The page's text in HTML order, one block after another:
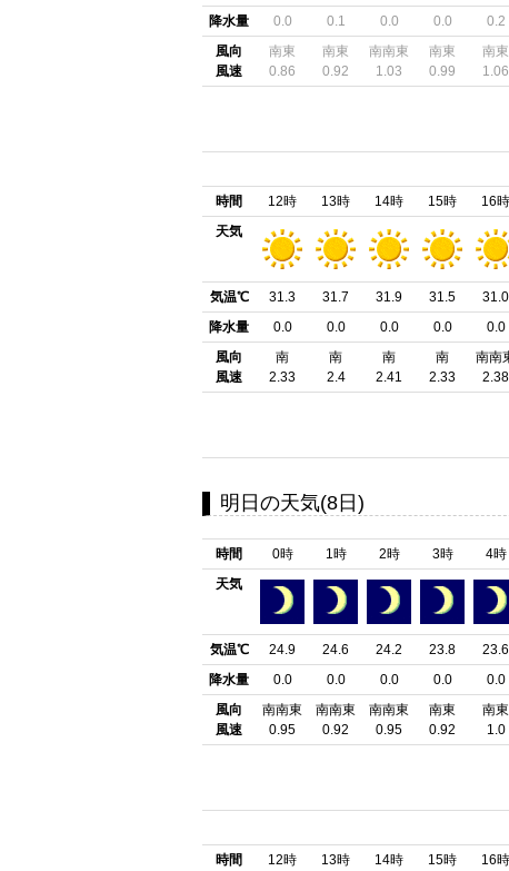
降水量
風向
風速
0.0
南東
0.86
0.1
南東
0.92
0.0
南南東
1.03
0.0
南東
0.99
0.2
南東
1.06
時間
天気
気温℃
降水量
風向
風速
12時
31.3
0.0
南
2.33
13時
31.7
0.0
南
2.4
14時
31.9
0.0
南
2.41
15時
31.5
0.0
南
2.33
16時
31.0
0.0
南南
2.38
明日の天気(8日)
時間
天気
気温℃
降水量
風向
風速
0時
24.9
0.0
南南東
0.95
1時
24.6
0.0
南南東
0.92
2時
24.2
0.0
南南東
0.95
3時
23.8
0.0
南東
0.92
4時
23.6
0.0
南東
1.0
時間
12時 13時 14時 15時 16時